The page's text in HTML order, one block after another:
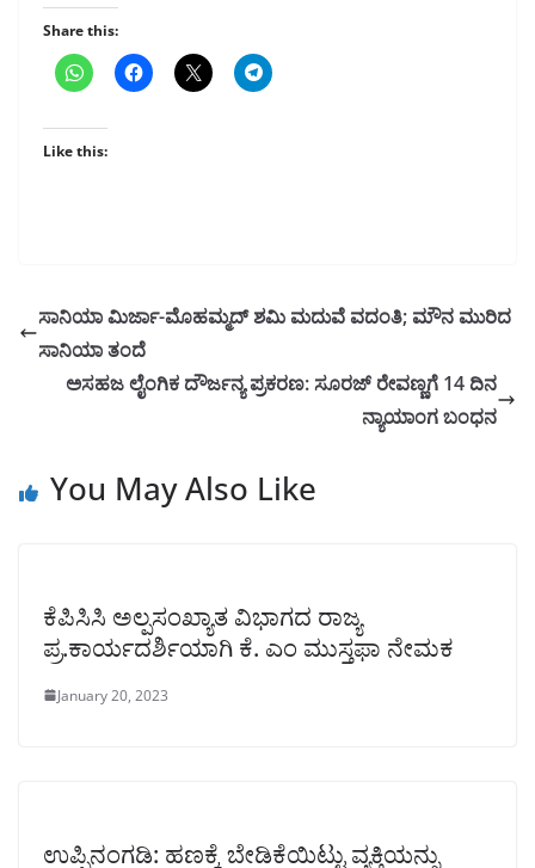
Share this:
Like this:
ಸಾನಿಯಾ ಮಿರ್ಜಾ-ಮೊಹಮ್ಮದ್ ಶಮಿ ಮದುವೆ ವದಂತಿ; ಮೌನ ಮುರಿದ
ಸಾನಿಯಾ ತಂದೆ
ಅಸಹಜ ಲೈಂಗಿಕ ದೌರ್ಜನ್ಯ ಪ್ರಕರಣ: ಸೂರಜ್‌ ರೇವಣ್ಣಗೆ 14 ದಿನ
ನ್ಯಾಯಾಂಗ ಬಂಧನ
You May Also Like
ಕೆಪಿಸಿಸಿ ಅಲ್ಪಸಂಖ್ಯಾತ ವಿಭಾಗದ ರಾಜ್ಯ
ಪ್ರ.ಕಾರ್ಯದರ್ಶಿಯಾಗಿ ಕೆ. ಎಂ ಮುಸ್ತಫಾ ನೇಮಕ
January 20, 2023
ಉಪ್ಪಿನಂಗಡಿ: ಹಣಕ್ಕೆ ಬೇಡಿಕೆಯಿಟ್ಟು ವ್ಯಕ್ತಿಯನ್ನು